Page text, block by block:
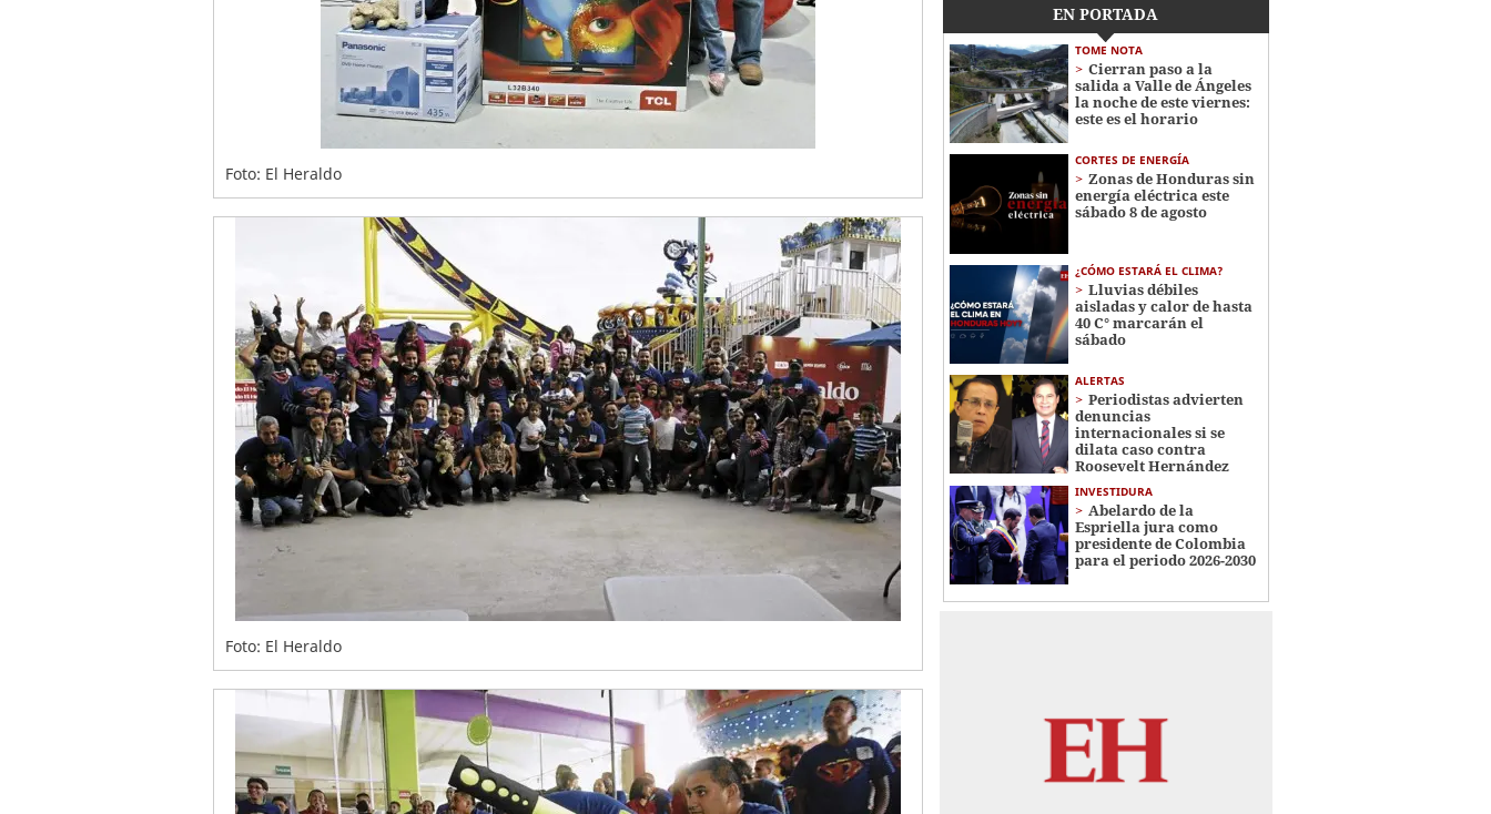
Foto: El Heraldo
Foto: El Heraldo
EN PORTADA
TOME NOTA
Cierran paso a la
salida a Valle de Ángeles
la noche de este viernes:
este es el horario
CORTES DE ENERGÍA
Zonas de Honduras sin
energía eléctrica este
sábado 8 de agosto
¿CÓMO ESTARÁ EL CLIMA?
Lluvias débiles
aisladas y calor de hasta
40 C° marcarán el
sábado
ALERTAS
Periodistas advierten
denuncias
internacionales si se
dilata caso contra
Roosevelt Hernández
INVESTIDURA
Abelardo de la
Espriella jura como
presidente de Colombia
para el periodo 2026-2030